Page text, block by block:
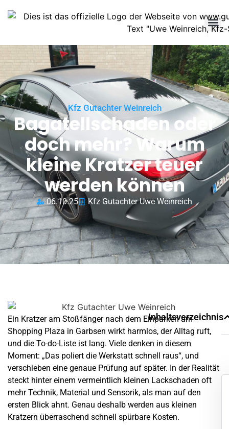
Kfz Gutachter Weinreich
Bagatellschaden oder
doch mehr? Warum
kleine Kratzer teuer
werden können
06.10.25 Kfz Gutachter Uwe Weinreich
Ein Kratzer am Stoßfänger nach dem Einparken am
Shopping Plaza in Garbsen wirkt harmlos, der Alltag ruft,
und die To-do-Liste ist lang. Viele denken in diesem
Moment: „Das poliert die Werkstatt schnell raus“, und
verschieben eine genaue Prüfung auf später. In der Realität
steckt hinter einem vermeintlich kleinen Lackschaden oft
mehr Technik, Material und Sensorik, als man auf den
ersten Blick ahnt. Genau deshalb werden aus kleinen
Kratzern überraschend schnell spürbare Kosten.
Inhaltsverzeichnis